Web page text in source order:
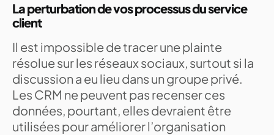
La perturbation de vos processus du service
client
Il est impossible de tracer une plainte
résolue sur les réseaux sociaux, surtout si la
discussion a eu lieu dans un groupe privé.
Les CRM ne peuvent pas recenser ces
données, pourtant, elles devraient être
utilisées pour améliorer l’organisation